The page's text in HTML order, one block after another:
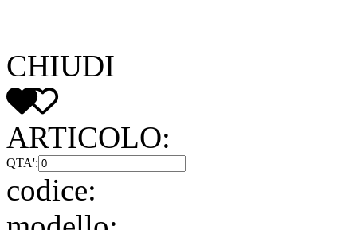
CHIUDI
ARTICOLO:
QTA':
codice: